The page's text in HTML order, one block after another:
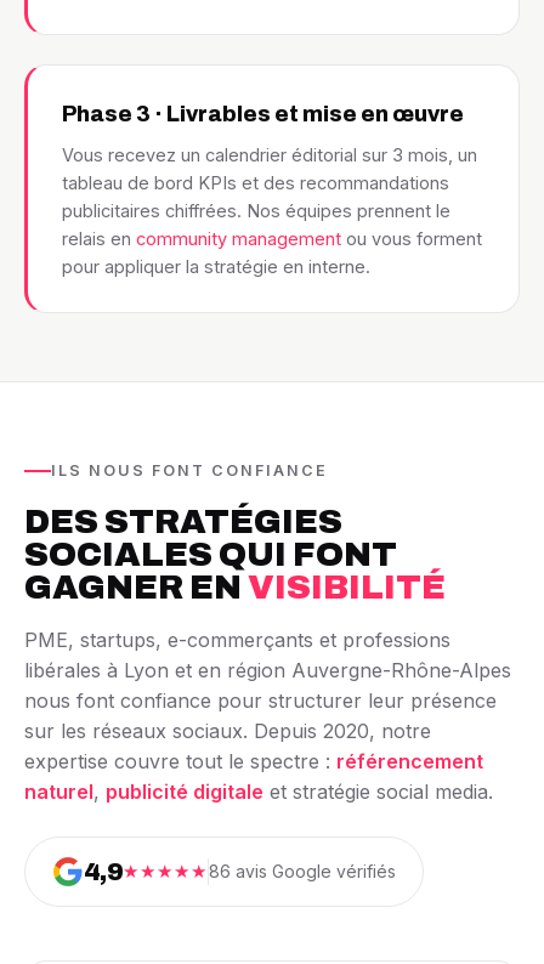
Phase 3 · Livrables et mise en œuvre
Vous recevez un calendrier éditorial sur 3 mois, un
tableau de bord KPIs et des recommandations
publicitaires chiffrées. Nos équipes prennent le
relais en community management ou vous forment
pour appliquer la stratégie en interne.
ILS NOUS FONT CONFIANCE
DES STRATÉGIES
SOCIALES QUI FONT
GAGNER EN VISIBILITÉ
PME, startups, e-commerçants et professions
libérales à Lyon et en région Auvergne-Rhône-Alpes
nous font confiance pour structurer leur présence
sur les réseaux sociaux. Depuis 2020, notre
expertise couvre tout le spectre : référencement
naturel, publicité digitale et stratégie social media.
4,9★★★★★86 avis Google vérifiés